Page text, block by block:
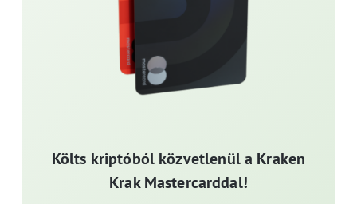
Költs kriptóból közvetlenül a Kraken
Krak Mastercarddal!